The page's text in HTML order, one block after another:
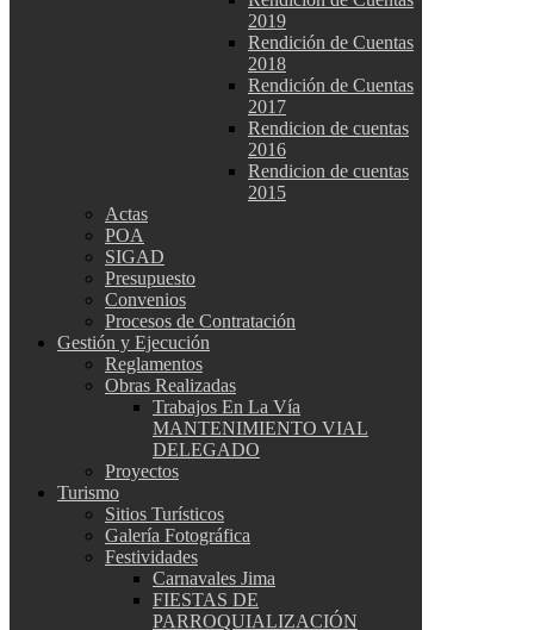
2019
Rendición de Cuentas
2018
Rendición de Cuentas
2017
Rendicion de cuentas
2016
Rendicion de cuentas
2015
Actas
POA
SIGAD
Presupuesto
Convenios
Procesos de Contratación
Gestión y Ejecución
Reglamentos
Obras Realizadas
Trabajos En La Vía
MANTENIMIENTO VIAL
DELEGADO
Proyectos
Turismo
Sitios Turísticos
Galería Fotográfica
Festividades
Carnavales Jima
FIESTAS DE
PARROQUIALIZACIÓN